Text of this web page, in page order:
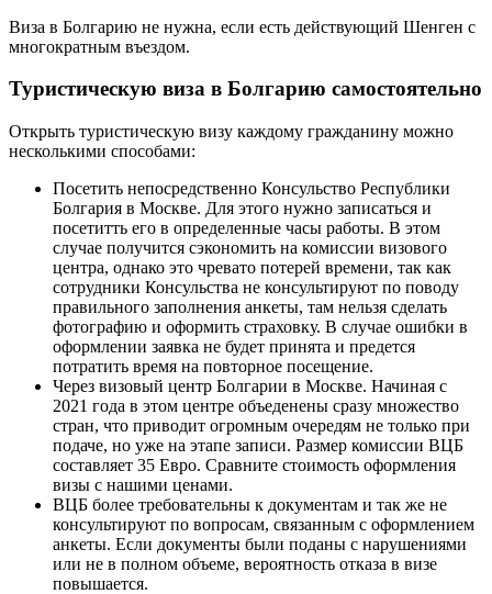
Виза в Болгарию не нужна, если есть действующий Шенген с
многократным въездом.
Туристическую виза в Болгарию самостоятельно
Открыть туристическую визу каждому гражданину можно
несколькими способами:
Посетить непосредственно Консульство Республики
Болгария в Москве. Для этого нужно записаться и
посетитть его в определенные часы работы. В этом
случае получится сэкономить на комиссии визового
центра, однако это чревато потерей времени, так как
сотрудники Консульства не консультируют по поводу
правильного заполнения анкеты, там нельзя сделать
фотографию и оформить страховку. В случае ошибки в
оформлении заявка не будет принята и предется
потратить время на повторное посещение.
Через визовый центр Болгарии в Москве. Начиная с
2021 года в этом центре объеденены сразу множество
стран, что приводит огромным очередям не только при
подаче, но уже на этапе записи. Размер комиссии ВЦБ
составляет 35 Евро. Сравните стоимость оформления
визы с нашими ценами.
ВЦБ более требовательны к документам и так же не
консультируют по вопросам, связанным с оформлением
анкеты. Если документы были поданы с нарушениями
или не в полном объеме, вероятность отказа в визе
повышается.